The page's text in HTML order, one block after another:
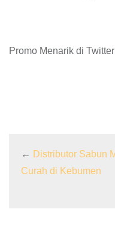
Promo Menarik di
← Distributor Sabun
Curah di Kebumen